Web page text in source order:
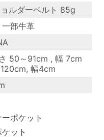
ルダーベルト 85g
部牛革
50～91cm , 幅 7cm
幅4cm
ポケット
ット